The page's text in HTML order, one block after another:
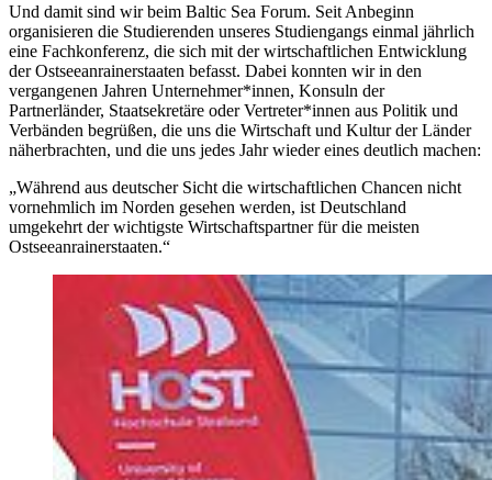
Und damit sind wir beim Baltic Sea Forum. Seit Anbeginn
organisieren die Studierenden unseres Studiengangs einmal jährlich
eine Fachkonferenz, die sich mit der wirtschaftlichen Entwicklung
der Ostseeanrainerstaaten befasst. Dabei konnten wir in den
vergangenen Jahren Unternehmer*innen, Konsuln der
Partnerländer, Staatsekretäre oder Vertreter*innen aus Politik und
Verbänden begrüßen, die uns die Wirtschaft und Kultur der Länder
näherbrachten, und die uns jedes Jahr wieder eines deutlich machen:
„Während aus deutscher Sicht die wirtschaftlichen Chancen nicht
vornehmlich im Norden gesehen werden, ist Deutschland
umgekehrt der wichtigste Wirtschaftspartner für die meisten
Ostseeanrainerstaaten.“